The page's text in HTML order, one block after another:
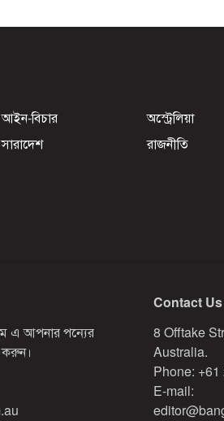
আইন-বিচার অস্ট্রেলিয়া
সারাদেশ রাজনীতি
এ আপনার পন্যের
করুন।
Contact Us
8 Offtake
Australia.
Phone:
E-mail: